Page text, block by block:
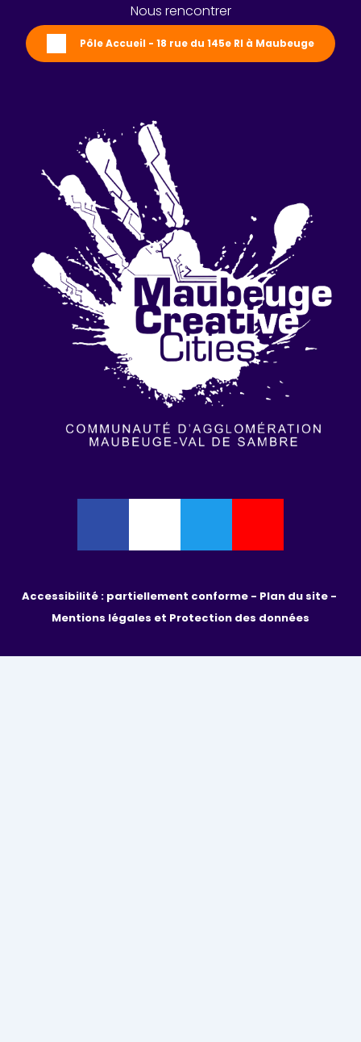
Nous rencontrer
Pôle Accueil - 18 rue du 145e RI à Maubeuge
Accessibilité : partiellement conforme -
Mentions légales et Protection des données